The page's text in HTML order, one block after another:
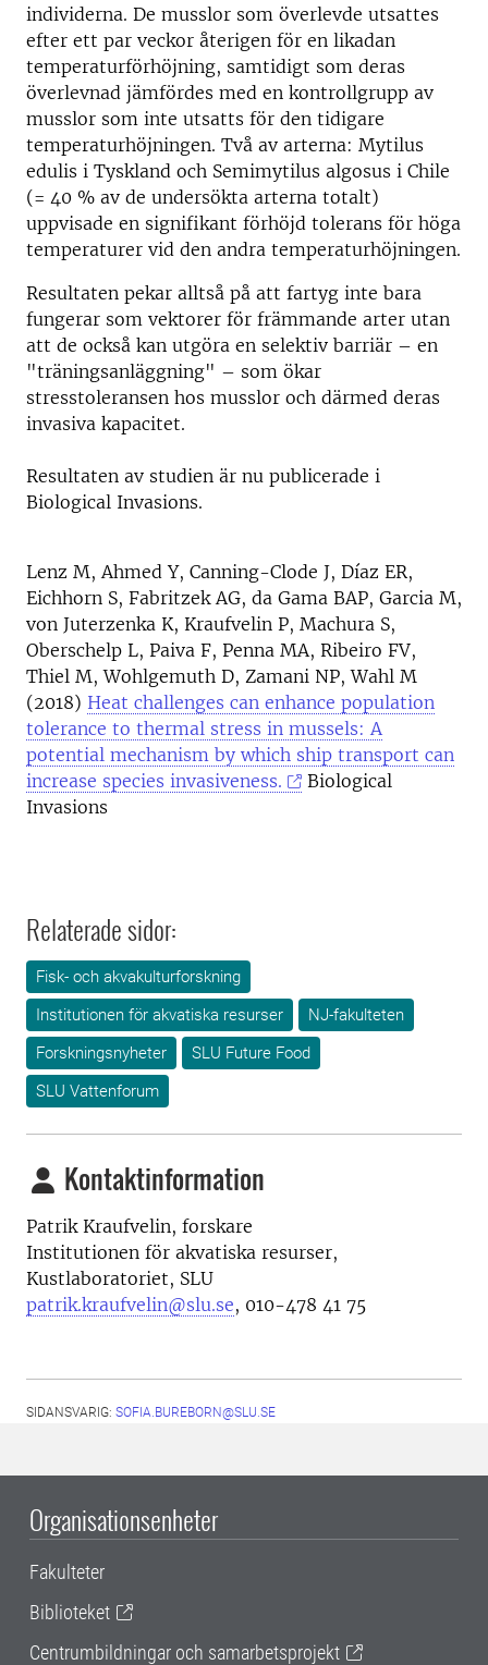
individerna. De musslor som överlevde utsattes
efter ett par veckor återigen för en likadan
temperaturförhöjning, samtidigt som deras
överlevnad jämfördes med en kontrollgrupp av
musslor som inte utsatts för den tidigare
temperaturhöjningen. Två av arterna: Mytilus
edulis i Tyskland och Semimytilus algosus i Chile
(= 40 % av de undersökta arterna totalt)
uppvisade en signifikant förhöjd tolerans för höga
temperaturer vid den andra temperaturhöjningen.
Resultaten pekar alltså på att fartyg inte bara
fungerar som vektorer för främmande arter utan
att de också kan utgöra en selektiv barriär – en
"träningsanläggning" – som ökar
stresstoleransen hos musslor och därmed deras
invasiva kapacitet.
Resultaten av studien är nu publicerade i
Biological Invasions.
Lenz M, Ahmed Y, Canning-Clode J, Díaz ER,
Eichhorn S, Fabritzek AG, da Gama BAP, Garcia M,
von Juterzenka K, Kraufvelin P, Machura S,
Oberschelp L, Paiva F, Penna MA, Ribeiro FV,
Thiel M, Wohlgemuth D, Zamani NP, Wahl M
(2018) Heat challenges can enhance population
tolerance to thermal stress in mussels: A
potential mechanism by which ship transport can
increase species invasiveness.
Biological
Invasions
Relaterade sidor:
Fisk- och akvakulturforskning
Institutionen för akvatiska resurser
NJ-fakulteten
Forskningsnyheter
SLU Future Food
SLU Vattenforum
Kontaktinformation
Patrik Kraufvelin, forskare
Institutionen för akvatiska resurser,
Kustlaboratoriet, SLU
patrik.kraufvelin@slu.se, 010-478 41 75
SIDANSVARIG: SOFIA.BUREBORN@SLU.SE
Organisationsenheter
Fakulteter
Biblioteket
Centrumbildningar och samarbetsprojekt